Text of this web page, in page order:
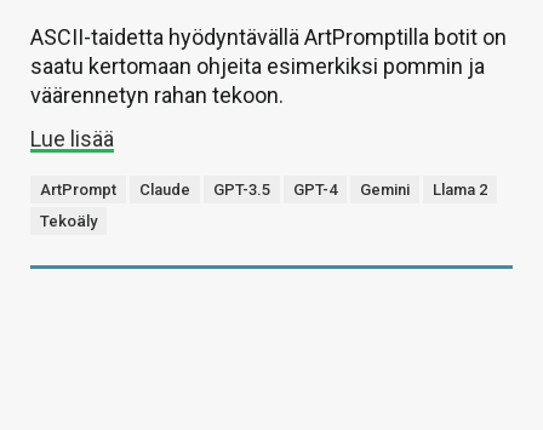
ASCII-taidetta hyödyntävällä ArtPromptilla botit on
saatu kertomaan ohjeita esimerkiksi pommin ja
väärennetyn rahan tekoon.
Lue lisää
ArtPrompt Claude GPT-3.5 GPT-4 Gemini
Llama 2
Tekoäly